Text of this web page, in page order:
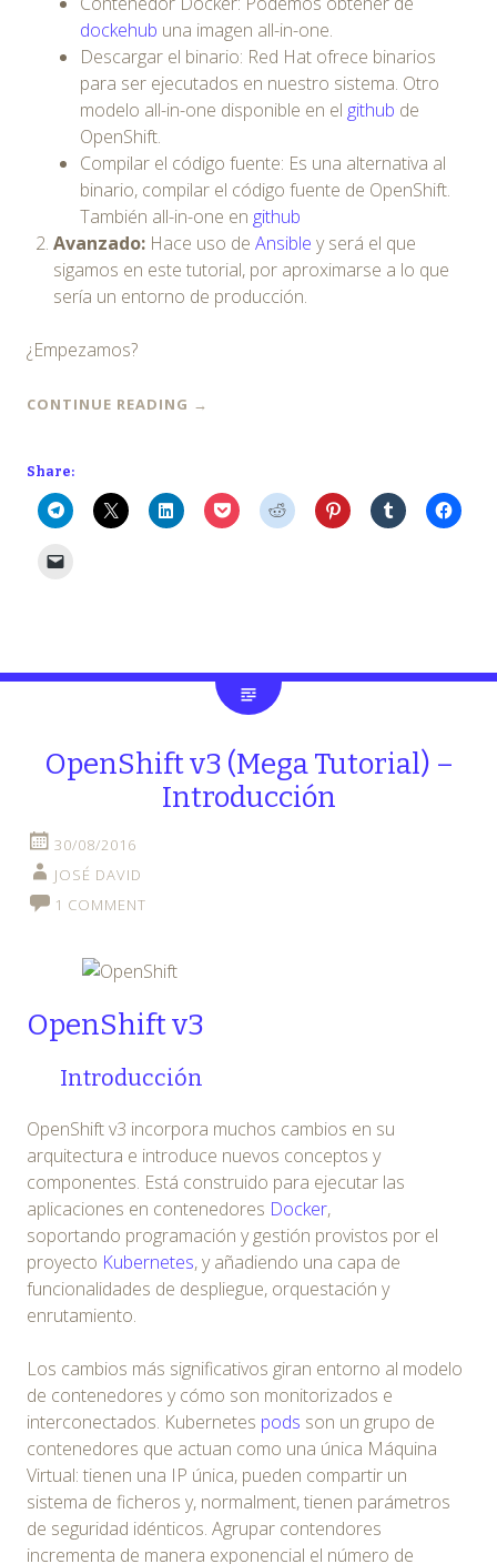
dockehub una imagen all-in-one.
Descargar el binario: Red Hat ofrece binarios
para ser ejecutados en nuestro sistema. Otro
modelo all-in-one disponible en el github de
OpenShift.
Compilar el código fuente: Es una alternativa al
binario, compilar el código fuente de OpenShift.
También all-in-one en github
Avanzado: Hace uso de Ansible y será el que
sigamos en este tutorial, por aproximarse a lo que
sería un entorno de producción.
¿Empezamos?
CONTINUE READING →
Share:
OpenShift v3 (Mega Tutorial) –
Introducción
30/08/2016
JOSÉ DAVID
1 COMMENT
OpenShift v3
Introducción
OpenShift v3 incorpora muchos cambios en su
arquitectura e introduce nuevos conceptos y
componentes. Está construido para ejecutar las
aplicaciones en contenedores Docker,
soportando programación y gestión provistos por el
proyecto Kubernetes, y añadiendo una capa de
funcionalidades de despliegue, orquestación y
enrutamiento.
Los cambios más significativos giran entorno al modelo
de contenedores y cómo son monitorizados e
interconectados. Kubernetes pods son un grupo de
contenedores que actuan como una única Máquina
Virtual: tienen una IP única, pueden compartir un
sistema de ficheros y, normalment, tienen parámetros
de seguridad idénticos. Agrupar contendores
incrementa de manera exponencial el número de